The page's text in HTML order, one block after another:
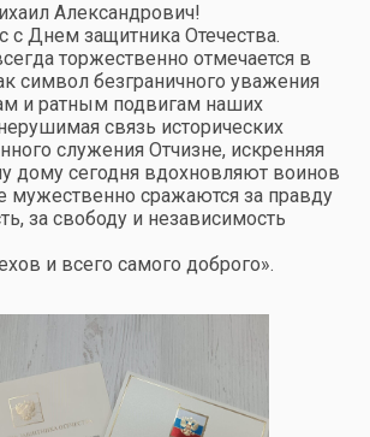
Александрович!
с Днем защитника Отечества.
торжественно отмечается в
символ безграничного уважения
и ратным подвигам наших
связь исторических
служения Отчизне, искренняя
дому сегодня вдохновляют воинов
мужественно сражаются за правду
за свободу и независимость
и всего самого доброго».